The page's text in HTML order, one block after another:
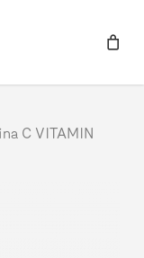
C VITAMIN